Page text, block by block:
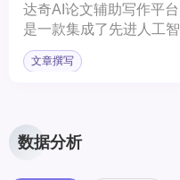
达奇AI论文辅助写作平台
是一款集成了先进人工智
能技术的AI平台，专为在
校学生、职场精英量身打
用户提供高效、智能的论
文写作支持。
文章撰写
数据分析